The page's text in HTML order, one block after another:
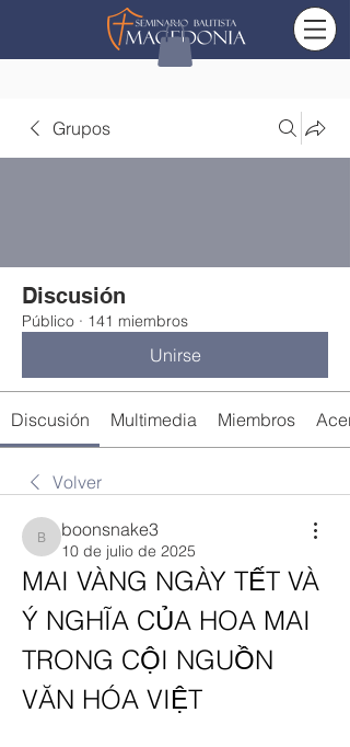
Grupos
Discusión
Público · 141 miembros
Unirse
Discusión Multimedia Miembros
Volver
boonsnake3
boonsnake3
10 de julio de 2025
MAI VÀNG NGÀY TẾT VÀ
Ý NGHĨA CỦA HOA MAI
TRONG CỘI NGUỒN
VĂN HÓA VIỆT